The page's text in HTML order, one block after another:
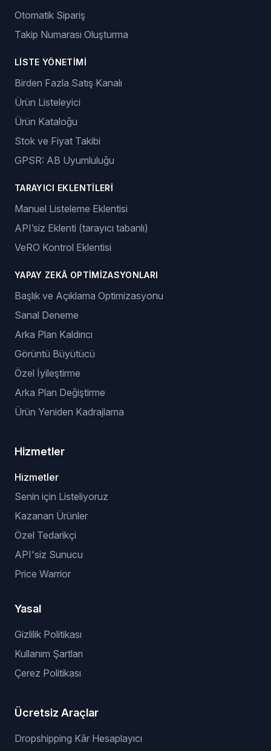
Otomatik Sipariş
Takip Numarası Oluşturma
LISTE YÖNETIMI
Birden Fazla Satış Kanalı
Ürün Listeleyici
Ürün Kataloğu
Stok ve Fiyat Takibi
GPSR: AB Uyumluluğu
TARAYICI EKLENTILERI
Manuel Listeleme Eklentisi
API’siz Eklenti (tarayıcı tabanlı)
VeRO Kontrol Eklentisi
YAPAY ZEKÂ OPTIMIZASYONLARI
Başlık ve Açıklama Optimizasyonu
Sanal Deneme
Arka Plan Kaldırıcı
Görüntü Büyütücü
Özel İyileştirme
Arka Plan Değiştirme
Ürün Yeniden Kadrajlama
Hizmetler
Hizmetler
Senin için Listeliyoruz
Kazanan Ürünler
Özel Tedarikçi
API'siz Sunucu
Price Warrior
Yasal
Gizlilik Politikası
Kullanım Şartları
Çerez Politikası
Ücretsiz Araçlar
Dropshipping Kâr Hesaplayıcı